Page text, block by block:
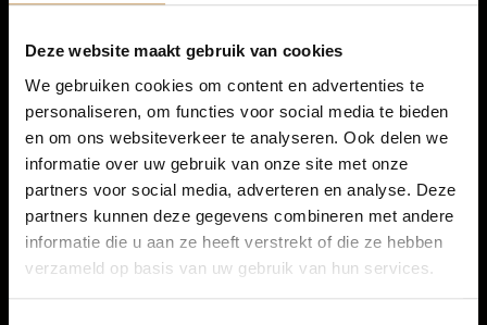
Deze website maakt gebruik van cookies
We gebruiken cookies om content en advertenties te
personaliseren, om functies voor social media te bieden
en om ons websiteverkeer te analyseren. Ook delen we
informatie over uw gebruik van onze site met onze
partners voor social media, adverteren en analyse. Deze
partners kunnen deze gegevens combineren met andere
informatie die u aan ze heeft verstrekt of die ze hebben
verzameld op basis van uw gebruik van hun services.
3 van 3 voertuigen
1
BMW occasion Nijmegen
Financiering
Autoverzekeringen
Verkoop
Auto onderhoud